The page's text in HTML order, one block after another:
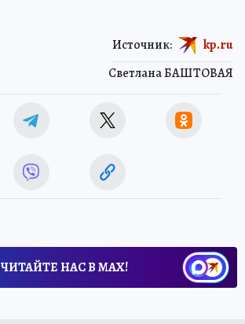
Светлана БАШТОВАЯ
Источник: kp.ru
ЧИТАЙТЕ НАС В МАХ!